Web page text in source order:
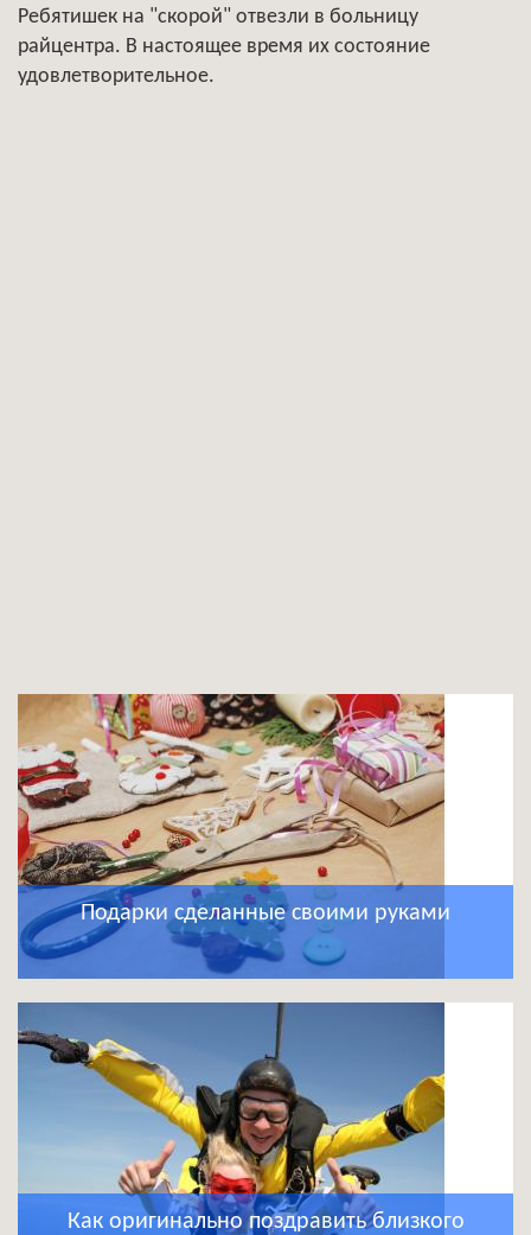
Ребятишек на "скорой" отвезли в больницу
райцентра. В настоящее время их состояние
удовлетворительное.
Подарки сделанные своими руками
Как оригинально поздравить близкого